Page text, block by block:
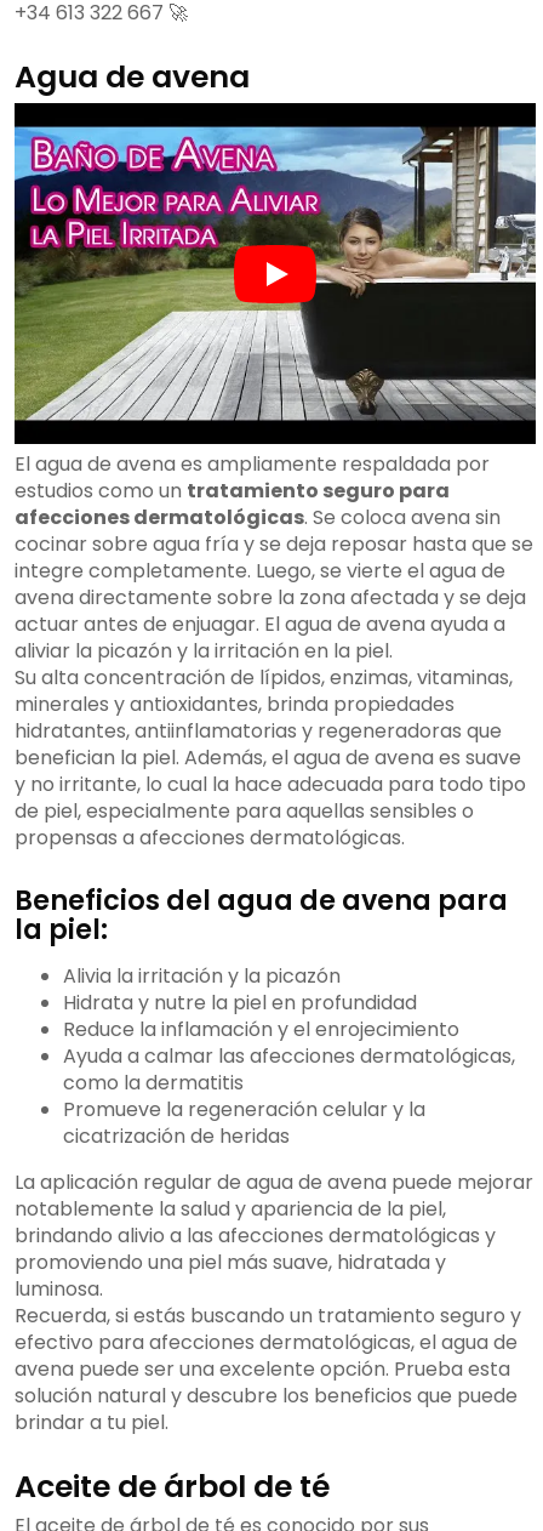
+34 613 322 667 🚀
Agua de avena
El agua de avena es ampliamente respaldada por
estudios como un tratamiento seguro para
afecciones dermatológicas. Se coloca avena sin
cocinar sobre agua fría y se deja reposar hasta que se
integre completamente. Luego, se vierte el agua de
avena directamente sobre la zona afectada y se deja
actuar antes de enjuagar. El agua de avena ayuda a
aliviar la picazón y la irritación en la piel.
Su alta concentración de lípidos, enzimas, vitaminas,
minerales y antioxidantes, brinda propiedades
hidratantes, antiinflamatorias y regeneradoras que
benefician la piel. Además, el agua de avena es suave
y no irritante, lo cual la hace adecuada para todo tipo
de piel, especialmente para aquellas sensibles o
propensas a afecciones dermatológicas.
Beneficios del agua de avena para
la piel:
Alivia la irritación y la picazón
Hidrata y nutre la piel en profundidad
Reduce la inflamación y el enrojecimiento
Ayuda a calmar las afecciones dermatológicas,
como la dermatitis
Promueve la regeneración celular y la
cicatrización de heridas
La aplicación regular de agua de avena puede mejorar
notablemente la salud y apariencia de la piel,
brindando alivio a las afecciones dermatológicas y
promoviendo una piel más suave, hidratada y
luminosa.
Recuerda, si estás buscando un tratamiento seguro y
efectivo para afecciones dermatológicas, el agua de
avena puede ser una excelente opción. Prueba esta
solución natural y descubre los beneficios que puede
brindar a tu piel.
Aceite de árbol de té